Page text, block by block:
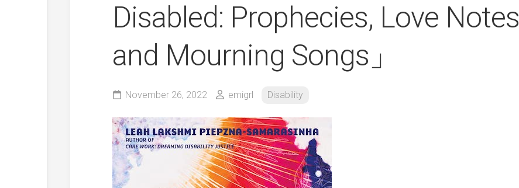
Disabled: Prophecies, Love Notes
and Mourning Songs」
November 26, 2022 emigrl Disability